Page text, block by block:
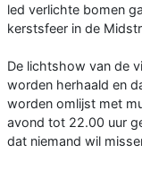
led verlichte bomen
kerstsfeer in de
De lichtshow van de
worden herhaald en
worden omlijst met
avond tot 22.00 uur
dat niemand wil